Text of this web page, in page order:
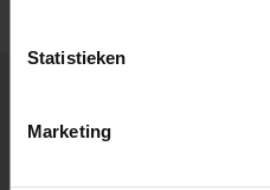
Statistieken
Marketing